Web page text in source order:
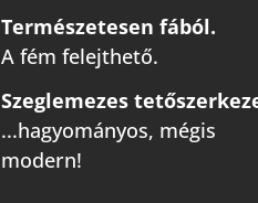
Természetesen fából.
A fém felejthető.
Szeglemezes
...hagyományos, mégis
modern!